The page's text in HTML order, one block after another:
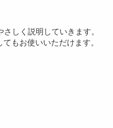
しく説明していきます。
もお使いいただけます。